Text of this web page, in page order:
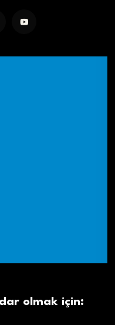
olmak için: